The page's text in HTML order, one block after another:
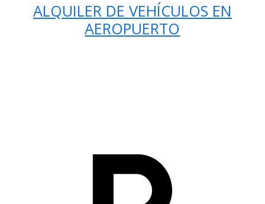
ALQUILER DE VEHÍCULOS EN
AEROPUERTO